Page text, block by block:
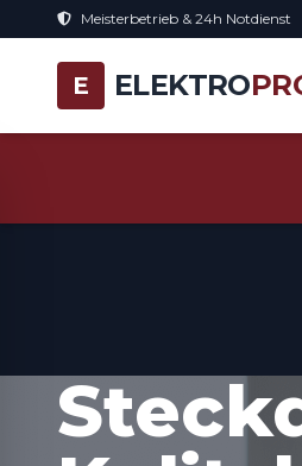
Meisterbetrieb & 24h Notdienst
E ELEKTRO